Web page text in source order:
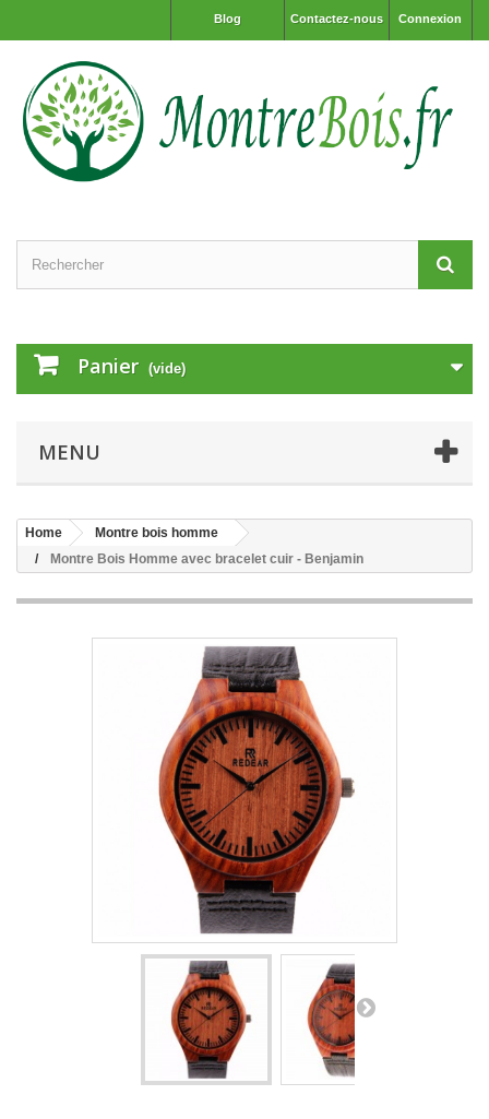
Connexion
Contactez-nous
Blog
Panier (vide)
MENU
Home
Montre bois homme
Montre Bois Homme avec bracelet cuir - Benjamin